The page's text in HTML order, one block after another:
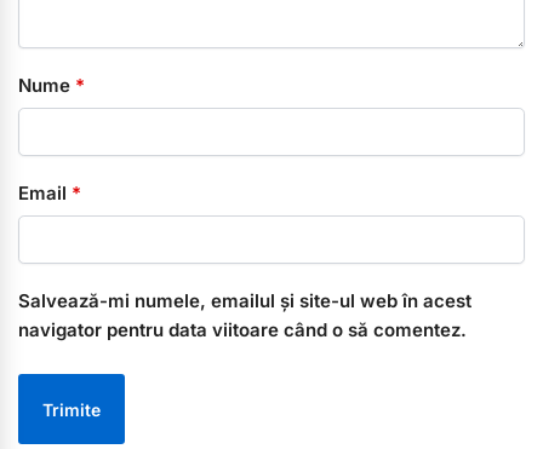
Nume *
Email *
Salvează-mi numele, emailul și site-ul web în acest
navigator pentru data viitoare când o să comentez.